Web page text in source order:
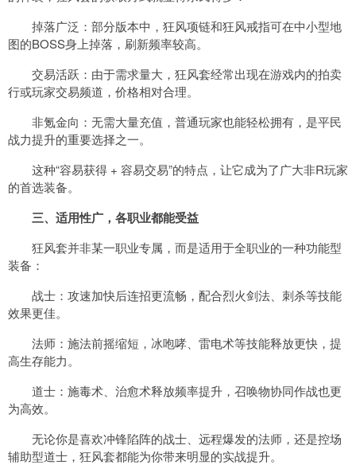
掉落广泛：部分版本中，狂风项链和狂风戒指可在中小型地
图的BOSS身上掉落，刷新频率较高。
交易活跃：由于需求量大，狂风套经常出现在游戏内的拍卖
行或玩家交易频道，价格相对合理。
非氪金向：无需大量充值，普通玩家也能轻松拥有，是平民
战力提升的重要选择之一。
这种“容易获得 + 容易交易”的特点，让它成为了广大非R玩家
的首选装备。
三、适用性广，各职业都能受益
狂风套并非某一职业专属，而是适用于全职业的一种功能型
装备：
战士：攻速加快后连招更流畅，配合烈火剑法、刺杀等技能
效果更佳。
法师：施法前摇缩短，冰咆哮、雷电术等技能释放更快，提
高生存能力。
道士：施毒术、治愈术释放频率提升，召唤物协同作战也更
为高效。
无论你是喜欢冲锋陷阵的战士、远程爆发的法师，还是控场
辅助型道士，狂风套都能为你带来明显的实战提升。